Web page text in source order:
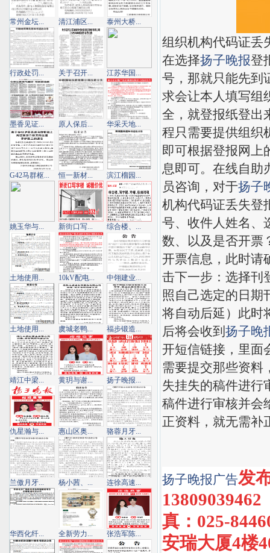
组织机构代码证丢
在选择扬子晚报登
号，那就只能先到
求会让本人填写组
全，就登报纸登出
程只需要提供组织
即可根据登报网上
息即可。在线自助
员咨询，对于扬子
机构代码证丢失登
号、收件人姓名、
数、以及是否开票
开票信息，此时请
击下一步：选择刊
照自己选定的日期
将自动后延）此时
后将会收到 扬子晚
开短信链接，里面
需要提交那些资料
失挂失的稿件进行
稿件进行审核并会
正资料，就无需补
扬子晚报广告发
真：025-
安瑞大厦4楼
常州金坛... 清江浦区... 泰州大桥...
行政处罚... 关于召开... 江苏华国...
墨香见证... 原人保后... 华采天地...
G42马群枢... 恒一新材... 滨江榴园...
姚玉华与... 新街口写... 综合楼、...
土地使用... 10kV配电... 中翎建业...
土地使用... 虞城老鸭... 福步锻造...
靖江中梁... 黄玥与谢... 扬子晚报...
仇星瀚与... 惠山区奥... 骆蓉月牙...
兰傲月牙... 杨小茜、... 连徐高速...
华西化纤... 全新劳力... 张浩军陈...